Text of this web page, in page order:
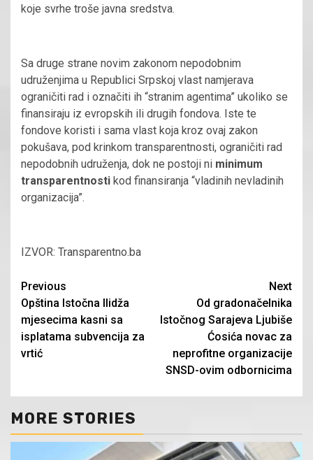
koje svrhe troše javna sredstva.
Sa druge strane novim zakonom nepodobnim
udruženjima u Republici Srpskoj vlast namjerava
ograničiti rad i označiti ih “stranim agentima” ukoliko se
finansiraju iz evropskih ili drugih fondova. Iste te
fondove koristi i sama vlast koja kroz ovaj zakon
pokušava, pod krinkom transparentnosti, ograničiti rad
nepodobnih udruženja, dok ne postoji ni minimum
transparentnosti kod finansiranja “vladinih nevladinih
organizacija”.
IZVOR: Transparentno.ba
Continue
Reading
Previous
Opština Istočna Ilidža
mjesecima kasni sa
isplatama subvencija za
vrtić
Next
Od gradonačelnika
Istočnog Sarajeva Ljubiše
Ćosića novac za
neprofitne organizacije
SNSD-ovim odbornicima
MORE STORIES